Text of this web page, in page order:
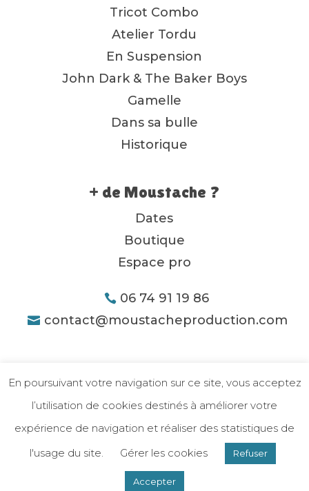
Tricot Combo
Atelier Tordu
En Suspension
John Dark & The Baker Boys
Gamelle
Dans sa bulle
Historique
+ de Moustache ?
Dates
Boutique
Espace pro
06 74 91 19 86
contact@moustacheproduction.com
Mentions légales -Politique de confidentialité
| Sité réalisé par
En poursuivant votre navigation sur ce site, vous acceptez
l’utilisation de cookies destinés à améliorer votre
expérience de navigation et réaliser des statistiques de
l'usage du site.
Gérer les cookies Refuser
Accepter